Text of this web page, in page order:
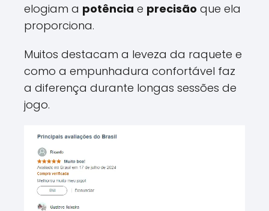
elogiam a potência e precisão que ela
proporciona.
Muitos destacam a leveza da raquete e
como a empunhadura confortável faz
a diferença durante longas sessões de
jogo.